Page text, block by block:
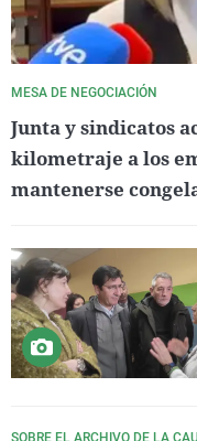
MESA DE NEGOCIACIÓN
Junta y sindicatos
kilometraje a los
mantenerse
SOBRE EL ARCHIVO DE LA